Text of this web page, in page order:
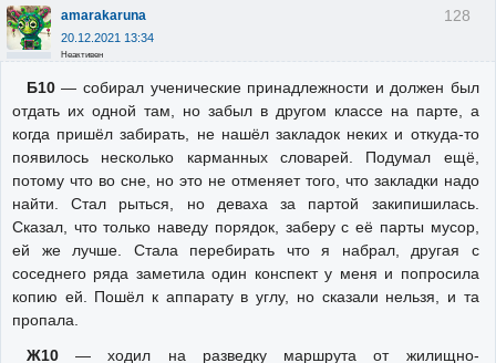
128
amarakaruna
20.12.2021 13:34
Неактивен
Б10— собирал ученические принадлежности и должен был
отдать их одной там, но забыл в другом классе на парте, а
когда пришёл забирать, не нашёл закладок неких и откуда-то
появилось несколько карманных словарей. Подумал ещё,
потому что во сне, но это не отменяет того, что закладки надо
найти. Стал рыться, но деваха за партой закипишилась.
Сказал, что только наведу порядок, заберу с её парты мусор,
ей же лучше. Стала перебирать что я набрал, другая с
соседнего ряда заметила один конспект у меня и попросила
копию ей. Пошёл к аппарату в углу, но сказали нельзя, и та
пропала.
Ж10— ходил на разведку маршрута от жилищно-